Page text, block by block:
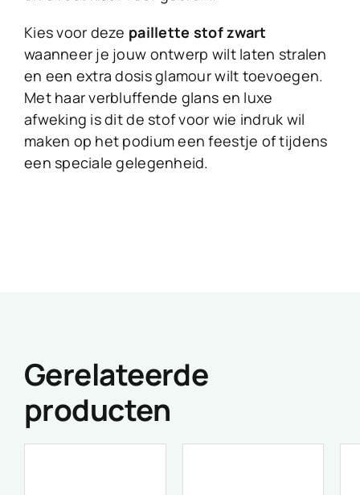
Kies voor deze paillette stof zwart
waanneer je jouw ontwerp wilt laten stralen
en een extra dosis glamour wilt toevoegen.
Met haar verbluffende glans en luxe
afweking is dit de stof voor wie indruk wil
maken op het podium een feestje of tijdens
een speciale gelegenheid.
Gerelateerde
producten